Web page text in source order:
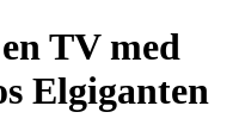
TV med
Elgiganten